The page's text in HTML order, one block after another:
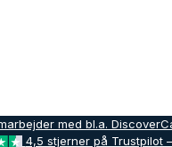
med bl.a.
4,5 stjerner på Trustpilot